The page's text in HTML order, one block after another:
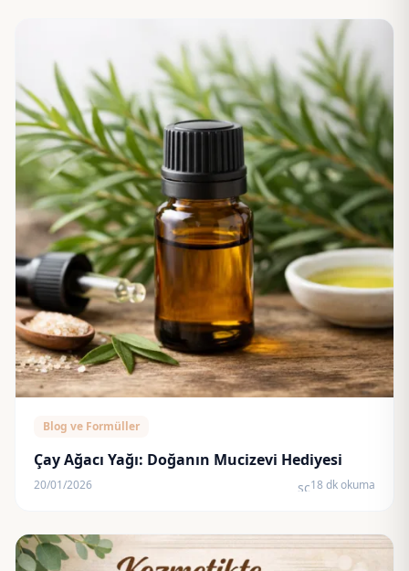
Blog ve Formüller
Çay Ağacı Yağı: Doğanın Mucizevi Hediyesi
20/01/2026 schedule
18 dk okuma